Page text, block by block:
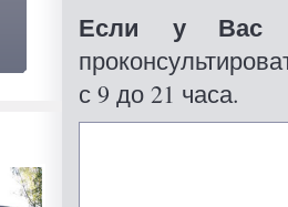
Если у Вас
с 9 до 21 часа.